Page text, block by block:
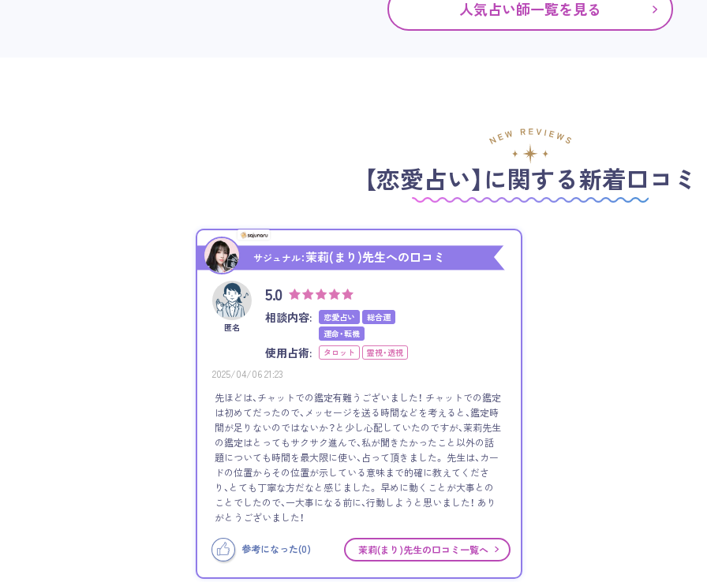
人気占い師一覧を見る
【恋愛占い】に関する新着口コミ
サジュナル：茉莉(まり)先生への口コミ
匿名
5.0
相談内容: 恋愛占い
総合運
運命・転機
使用占術: タロット 霊視・透視
2025/04/06 21:23
先ほどは、チャットでの鑑定有難うございました！ チャットでの鑑定
は初めてだったので、メッセージを送る時間などを考えると、鑑定時
間が足りないのではないか？と少し心配していたのですが、茉莉先生
の鑑定はとってもサクサク進んで、私が聞きたかったこと以外の話
題についても時間を最大限に使い、占って頂きました。 先生は、カー
ドの位置からその位置が示している意味まで的確に教えてくださ
り、とても丁寧な方だなと感じました。 早めに動くことが大事との
ことでしたので、一大事になる前に、行動しようと思いました！ あり
がとうございました！
参考になった(0) 茉莉(まり)先生の口コミ一覧へ